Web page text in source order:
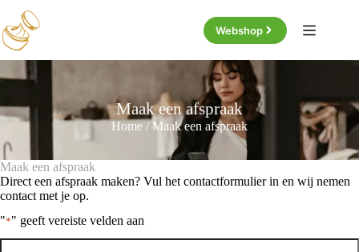
naar
de
inhoud
Webshop
Maak een afspraak
Home /Maak een afspraak
Maak een afspraak
Direct een afspraak maken? Vul het contactformulier in en wij nemen
contact met je op.
"*" geeft vereiste velden aan
Naam